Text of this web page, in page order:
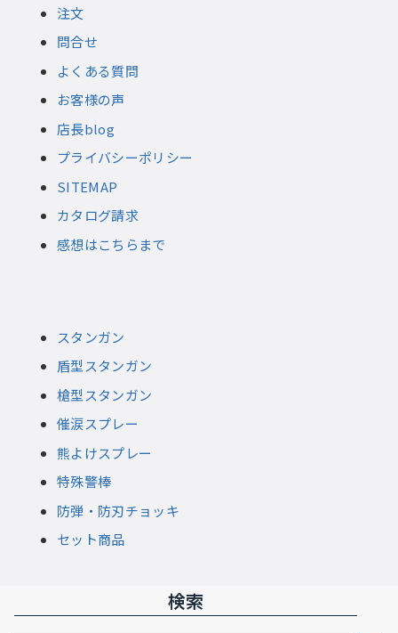
注文
問合せ
よくある質問
お客様の声
店長blog
プライバシーポリシー
SITEMAP
カタログ請求
感想はこちらまで
スタンガン
盾型スタンガン
槍型スタンガン
催涙スプレー
熊よけスプレー
特殊警棒
防弾・防刃チョッキ
セット商品
検索